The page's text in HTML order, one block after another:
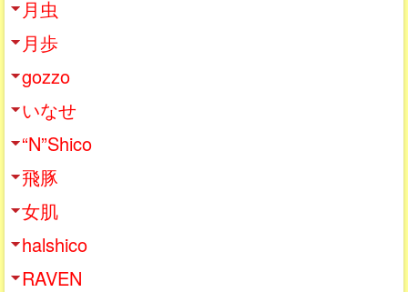
月虫
月歩
gozzo
いなせ
“N”Shico
飛豚
女肌
halshico
RAVEN